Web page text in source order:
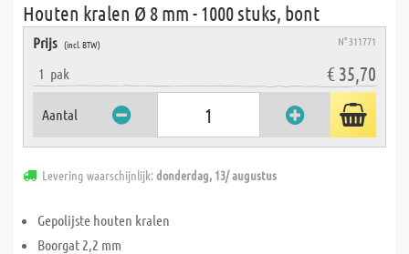
Houten kralen Ø 8 mm - 1000 stuks, bont
Prijs (incl. BTW) N° 311771
1 pak € 35,70
Aantal
Levering waarschijnlijk:donderdag, 13/ augustus
Gepolijste houten kralen
Boorgat 2,2 mm